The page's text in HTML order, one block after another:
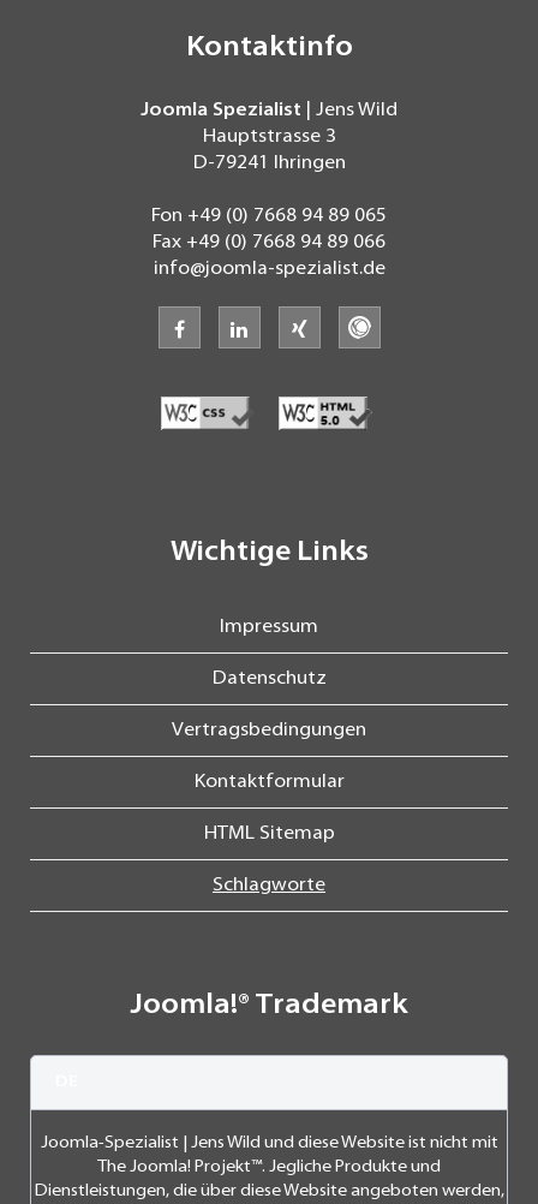
Kontaktinfo
Joomla Spezialist | Jens Wild
Hauptstrasse 3
D-79241 Ihringen
Fon +49 (0) 7668 94 89 065
Fax +49 (0) 7668 94 89 066
info@joomla-spezialist.de
facebooklinkedin xing
Wichtige Links
Impressum
Datenschutz
Vertragsbedingungen
Kontaktformular
HTML Sitemap
Schlagworte
Joomla!® Trademark
Joomla-Spezialist | Jens Wild und diese Website ist nicht mit
The Joomla! Projekt™. Jegliche Produkte und
Dienstleistungen, die über diese Website angeboten werden,